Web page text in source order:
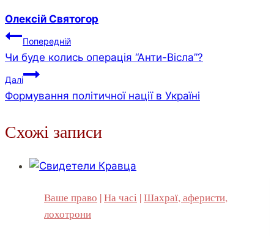
Олексій Святогор
Навігація
записів
Попередній
Чи буде колись операція “Анти-Вісла”?
Далі
Формування політичної нації в Україні
Схожі записи
Ваше право |На часі |Шахраї, аферисти,
лохотрони